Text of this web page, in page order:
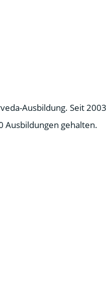
Ausbildung. Seit
Ausbildungen gehalten.